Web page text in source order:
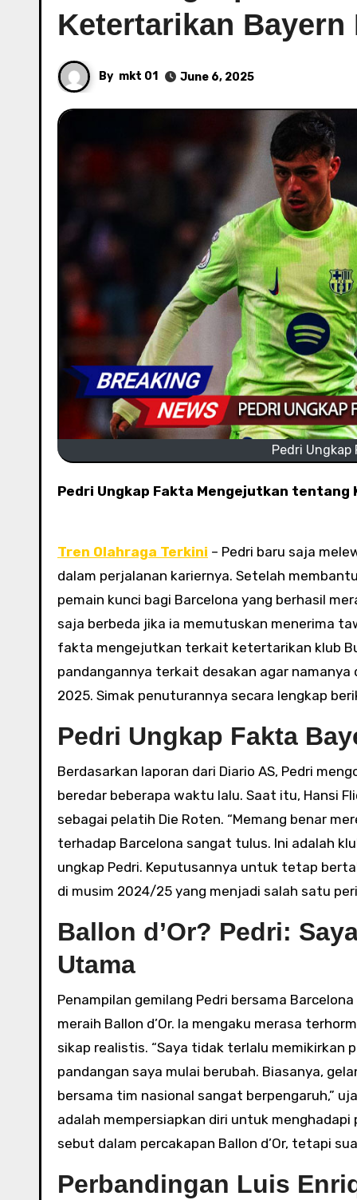
Ketertarikan Bayern
By mkt 01 June 6, 2025
Pedri
Pedri Ungkap Fakta Mengejutkan
Tren Olahraga Terkini – Pedri baru saja
dalam perjalanan kariernya. Setelah
pemain kunci bagi Barcelona yang berhasil
saja berbeda jika ia memutuskan menerima
fakta mengejutkan terkait ketertarikan klub
pandangannya terkait desakan agar namanya
2025. Simak penuturannya secara lengkap
Pedri Ungkap Fakta
Berdasarkan laporan dari Diario AS, Pedri
beredar beberapa waktu lalu. Saat itu, Hansi
sebagai pelatih Die Roten. “Memang benar
terhadap Barcelona sangat tulus. Ini adalah
ungkap Pedri. Keputusannya untuk tetap
di musim 2024/25 yang menjadi salah satu
Ballon d’Or? Pedri:
Utama
Penampilan gemilang Pedri bersama
meraih Ballon d’Or. Ia mengaku merasa
sikap realistis. “Saya tidak terlalu memikirkan
pandangan saya mulai berubah. Biasanya,
bersama tim nasional sangat berpengaruh,”
adalah mempersiapkan diri untuk menghadapi
sebut dalam percakapan Ballon d’Or, tetapi
Perbandingan Luis